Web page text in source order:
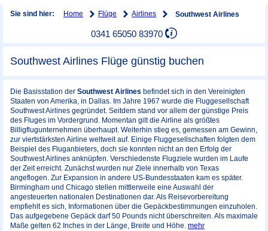
Sie sind hier: Home Flüge Airlines Southwest Airlines
0341 65050 83970
Southwest Airlines Flüge günstig buchen
Die Basisstation der Southwest Airlines befindet sich in den Vereinigten
Staaten von Amerika, in Dallas. Im Jahre 1967 wurde die Fluggesellschaft
Southwest Airlines gegründet. Seitdem stand vor allem der günstige Preis
des Fluges im Vordergrund. Momentan gilt die Airline als größtes
Billigflugunternehmen überhaupt. Weiterhin stieg es, gemessen am Gewinn,
zur viertstärksten Airline weltweit auf. Einige Fluggesellschaften folgten dem
Beispiel des Fluganbieters, doch sie konnten nicht an den Erfolg der
Southwest Airlines anknüpfen. Verschiedenste Flugziele wurden im Laufe
der Zeit erreicht. Zunächst wurden nur Ziele innerhalb von Texas
angeflogen. Zur Expansion in andere US-Bundesstaaten kam es später.
Birmingham und Chicago stellen mittlerweile eine Auswahl der
angesteuerten nationalen Destinationen dar. Als Reisevorbereitung
empfiehlt es sich, Informationen über die Gepäckbestimmungen einzuholen.
Das aufgegebene Gepäck darf 50 Pounds nicht überschreiten. Als maximale
Maße gelten 62 Inches in der Länge, Breite und Höhe. mehr